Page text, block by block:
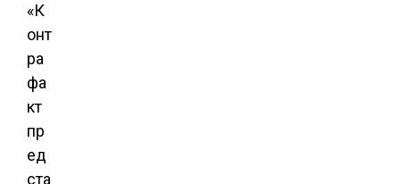
«К
онт
ра
фа
кт
пр
ед
ста